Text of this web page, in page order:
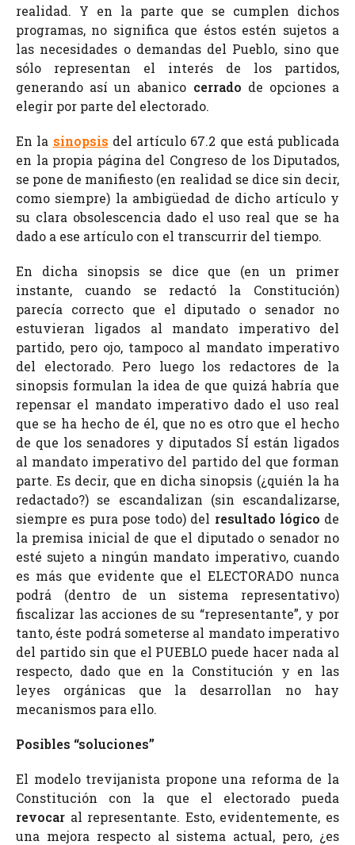
realidad. Y en la parte que se cumplen dichos
programas, no significa que éstos estén sujetos a
las necesidades o demandas del Pueblo, sino que
sólo representan el interés de los partidos,
generando así un abanico cerrado de opciones a
elegir por parte del electorado.
En la sinopsis del artículo 67.2 que está publicada
en la propia página del Congreso de los Diputados,
se pone de manifiesto (en realidad se dice sin decir,
como siempre) la ambigüedad de dicho artículo y
su clara obsolescencia dado el uso real que se ha
dado a ese artículo con el transcurrir del tiempo.
En dicha sinopsis se dice que (en un primer
instante, cuando se redactó la Constitución)
parecía correcto que el diputado o senador no
estuvieran ligados al mandato imperativo del
partido, pero ojo, tampoco al mandato imperativo
del electorado. Pero luego los redactores de la
sinopsis formulan la idea de que quizá habría que
repensar el mandato imperativo dado el uso real
que se ha hecho de él, que no es otro que el hecho
de que los senadores y diputados SÍ están ligados
al mandato imperativo del partido del que forman
parte. Es decir, que en dicha sinopsis (¿quién la ha
redactado?) se escandalizan (sin escandalizarse,
siempre es pura pose todo) del resultado lógico de
la premisa inicial de que el diputado o senador no
esté sujeto a ningún mandato imperativo, cuando
es más que evidente que el ELECTORADO nunca
podrá (dentro de un sistema representativo)
fiscalizar las acciones de su “representante”, y por
tanto, éste podrá someterse al mandato imperativo
del partido sin que el PUEBLO puede hacer nada al
respecto, dado que en la Constitución y en las
leyes orgánicas que la desarrollan no hay
mecanismos para ello.
Posibles “soluciones”
El modelo trevijanista propone una reforma de la
Constitución con la que el electorado pueda
revocar al representante. Esto, evidentemente, es
una mejora respecto al sistema actual, pero, ¿es